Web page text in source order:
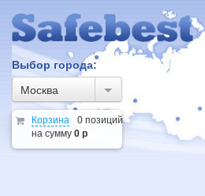
Выбор города:
Москва
Корзина
0 позиций
на сумму 0 р